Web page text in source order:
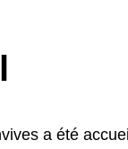
a été